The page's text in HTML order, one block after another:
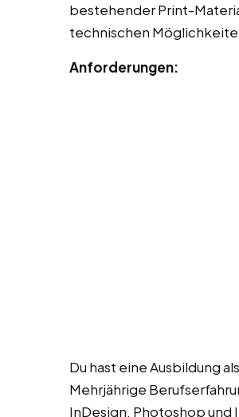
bestehender Print-
technischen
Anforderungen:
Du hast eine Ausbildung
Mehrjährige
InDesign, Photoshop und